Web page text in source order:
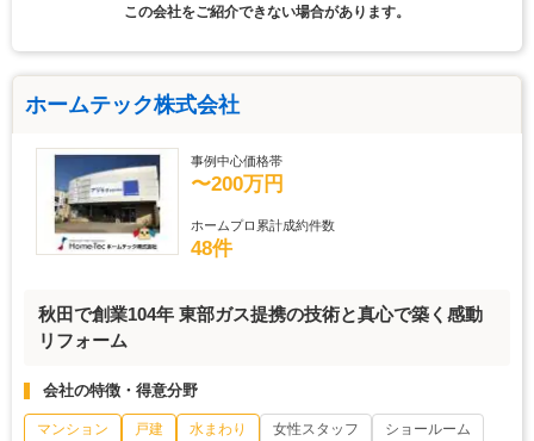
この会社をご紹介できない場合があります。
ホームテック株式会社
事例中心価格帯
〜200万円
ホームプロ累計成約件数
48件
秋田で創業104年 東部ガス提携の技術と真心で築く感動
リフォーム
会社の特徴・得意分野
マンション 戸建 水まわり 女性スタッフ ショールーム